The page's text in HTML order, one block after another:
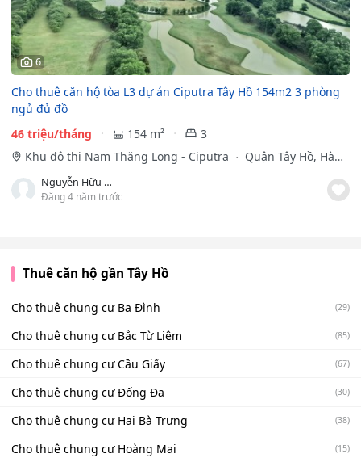
6
Cho thuê căn hộ tòa L3 dự án Ciputra Tây Hồ 154m2 3 phòng
ngủ đủ đồ
46 triệu/tháng
154 m²
3
Khu đô thị Nam Thăng Long - Ciputra
Quận Tây Hồ, Hà
Nguyễn Hữu Tiến Anh
Đăng 4 năm trước
Thuê căn hộ gần Tây Hồ
Cho thuê chung cư Ba Đình (29)
Cho thuê chung cư Bắc Từ Liêm (85)
Cho thuê chung cư Cầu Giấy (67)
Cho thuê chung cư Đống Đa (30)
Cho thuê chung cư Hai Bà Trưng (38)
Cho thuê chung cư Hoàng Mai (15)